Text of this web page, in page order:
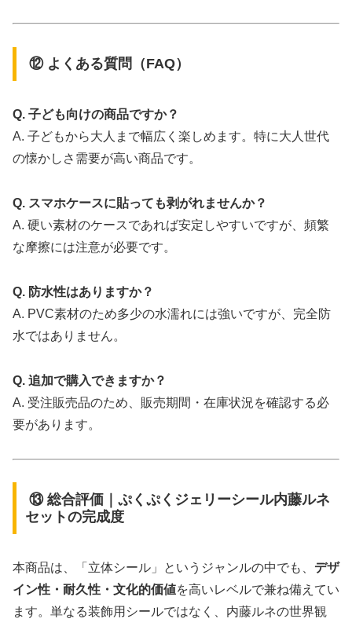
⑫ よくある質問（FAQ）
Q. 子ども向けの商品ですか？
A. 子どもから大人まで幅広く楽しめます。特に大人世代
の懐かしさ需要が高い商品です。
Q. スマホケースに貼っても剥がれませんか？
A. 硬い素材のケースであれば安定しやすいですが、頻繁
な摩擦には注意が必要です。
Q. 防水性はありますか？
A. PVC素材のため多少の水濡れには強いですが、完全防
水ではありません。
Q. 追加で購入できますか？
A. 受注販売品のため、販売期間・在庫状況を確認する必
要があります。
⑬ 総合評価｜ぷくぷくジェリーシール内藤ルネ
セットの完成度
本商品は、「立体シール」というジャンルの中でも、 デザ
イン性・耐久性・文化的価値を高いレベルで兼ね備えてい
ます。単なる装飾用シールではなく、内藤ルネの世界観